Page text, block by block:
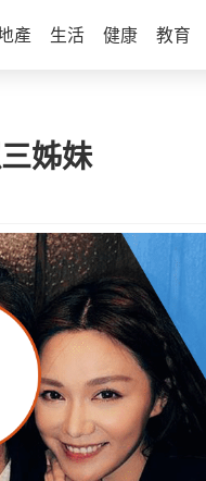
產 生活 健康 教育
姊妹